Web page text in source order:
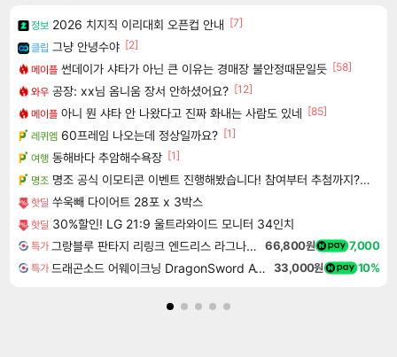
정보 2026 치지직 이리대회 오픈컵 안내 [7]
클립 그냥 안녕수야 [2]
메이플 썬데이가 샤타가 아닌 큰 이유는 경매장 불안정때문일듯 [58]
와우 공장: xx님 옴니움 장서 안하셨어요? [12]
메이플 아니 뭔 샤타 안 나왔다고 진짜 화내는 사람도 있네 [85]
레퀴엠 60프레임 나오는데 정상일까요? [1]
여행 동해바다 추암해수욕장 [1]
명조 명조 공식 이모티콘 이벤트 진행해봤습니다! 참여부터 추첨까지????
핫딜 쑤욱빼 다이어트 28포 x 3박스
핫딜 30%할인! LG 21:9 울트라와이드 모니터 34인치
특가 그랑블루 판타지 리링크 엔드리스 라그나로크 Granblue Fantasy Relink Endless Ragnarok 66,800원 7,000
특가 드래곤소드 어웨이크닝 DragonSword Awakening 33,000원 10%